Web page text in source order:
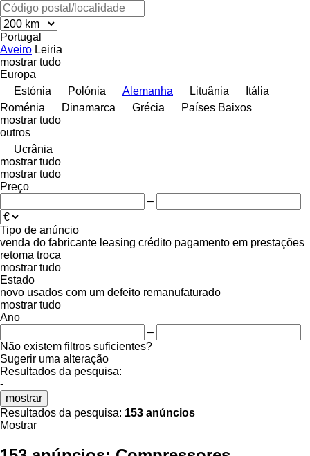
Portugal
Aveiro Leiria
mostrar tudo
Europa
Estónia
Polónia Alemanha Lituânia
Itália
Roménia
Dinamarca Grécia
Países Baixos
mostrar tudo
outros
Ucrânia
mostrar tudo
mostrar tudo
Preço
–
Tipo de anúncio
venda do fabricante leasing crédito pagamento em prestações
retoma troca
mostrar tudo
Estado
novo usados com um defeito remanufaturado
mostrar tudo
Ano
–
Não existem filtros suficientes?
Sugerir uma alteração
Resultados da pesquisa:
-
mostrar
Resultados da pesquisa: 153 anúncios
Mostrar